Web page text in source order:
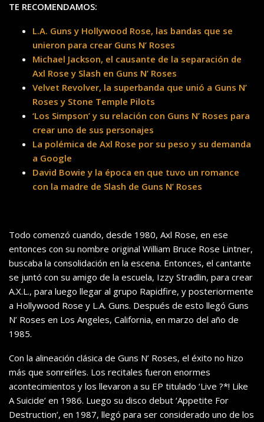
TE RECOMENDAMOS:
L.A. Guns y Hollywood Rose, las bandas que se
unieron para crear Guns N’ Roses
Michael Jackson, el causante de la separación de
Axl Rose y Slash en Guns N’ Roses
Velvet Revolver, la superbanda que unió a Guns N’
Roses y Stone Temple Pilots
‘Los Simpson’ y su relación con Guns N’ Roses para
crear uno de sus personajes
La polémica de Axl Rose por su peso y su demanda
a Google
David Bowie y la época en que tuvo un romance
con la madre de Slash de Guns N’ Roses
Todo comenzó cuando, desde 1980, Axl Rose, en ese
entonces con su nombre original William Bruce Rose Lintner,
buscaba la consolidación en la escena. Entonces, el cantante
se juntó con su amigo de la escuela, Izzy Stradlin, para crear
A.X.L., para luego llegar al grupo Rapidfire, y posteriormente
a Hollywood Rose y L.A. Guns. Después de esto llegó Guns
N’ Roses en Los Angeles, California, en marzo del año de
1985.
Con la alineación clásica de Guns N’ Roses, el éxito no hizo
más que sonreírles. Los recitales fueron enormes
acontecimientos y los llevaron a su EP titulado ‘Live ?*! Like
A Suicide’ en 1986. Luego su disco debut ‘Appetite For
Destruction’, en 1987, llegó para ser considerado uno de los